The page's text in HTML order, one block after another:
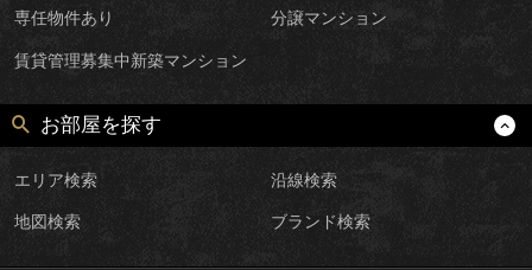
専任物件あり 分譲マンション
賃貸管理募集中新築マンション
お部屋を探す
エリア検索 沿線検索
地図検索 ブランド検索